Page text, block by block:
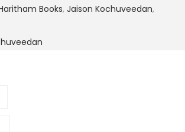
Books, Jaison Kochuveedan,